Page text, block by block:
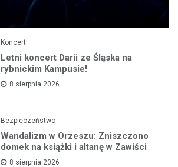
Koncert
Letni koncert Darii ze Śląska na
rybnickim Kampusie!
8 sierpnia 2026
Bezpieczeństwo
Wandalizm w Orzeszu: Zniszczono
domek na książki i altanę w Zawiści
8 sierpnia 2026